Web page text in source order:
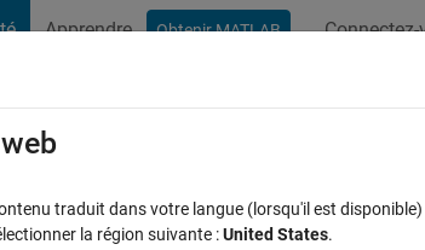
Apprendre Obtenir MATLAB Connectez-
cell
traduit dans votre langue (lorsqu'il est
la région suivante :United States.